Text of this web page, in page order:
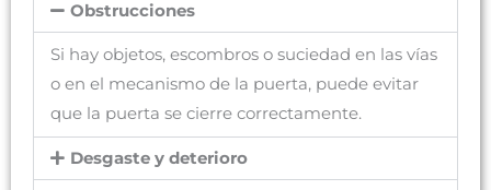
Obstrucciones
Si hay objetos, escombros o suciedad en las vías
o en el mecanismo de la puerta, puede evitar
que la puerta se cierre correctamente.
Desgaste y deterioro